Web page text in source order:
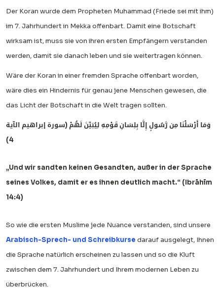
Der Koran wurde dem Propheten Muhammad (Friede sei mit ihm)
im 7. Jahrhundert in Mekka offenbart. Damit eine Botschaft
wirksam ist, muss sie von ihren ersten Empfängern verstanden
werden, damit sie danach leben und sie weitertragen können.
Wäre der Koran in einer fremden Sprache offenbart worden,
wäre dies ein Hindernis für genau jene Menschen gewesen, die
das Licht der Botschaft in die Welt tragen sollten.
وَمَا أَرْسَلْنَا مِن رَّسُولٍ إِلَّا بِلِسَانِ قَوْمِهِ لِيُبَيِّنَ لَهُمْ (سورة إبراهيم الآية
4)
„Und wir sandten keinen Gesandten, außer in der Sprache
seines Volkes, damit er es ihnen deutlich macht.“ (Ibrāhīm
14:4)
So wie die ersten Muslime jede Nuance verstanden, sind unsere
Arabisch-Sprech- und Schreibkurse darauf ausgelegt, Ihnen
die Sprache natürlich erscheinen zu lassen und so die Kluft
zwischen dem 7. Jahrhundert und Ihrem modernen Leben zu
überbrücken.